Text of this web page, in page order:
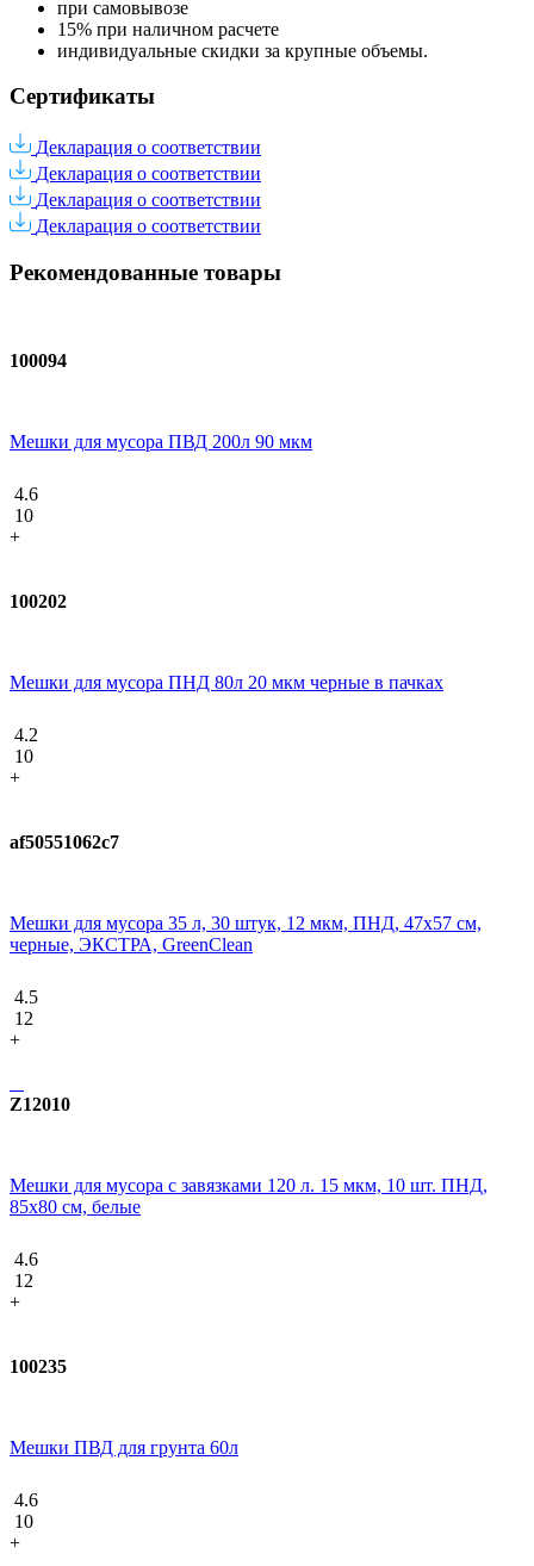
при самовывозе
15% при наличном расчете
индивидуальные скидки за крупные объемы.
Сертификаты
Декларация о соответствии
Декларация о соответствии
Декларация о соответствии
Декларация о соответствии
Рекомендованные товары
100094
Мешки для мусора ПВД 200л 90 мкм
4.6
10
+
100202
Мешки для мусора ПНД 80л 20 мкм черные в пачках
4.2
10
+
af50551062c7
Мешки для мусора 35 л, 30 штук, 12 мкм, ПНД, 47х57 см,
черные, ЭКСТРА, GreenClean
4.5
12
+
Z12010
Мешки для мусора с завязками 120 л. 15 мкм, 10 шт. ПНД,
85х80 см, белые
4.6
12
+
100235
Мешки ПВД для грунта 60л
4.6
10
+